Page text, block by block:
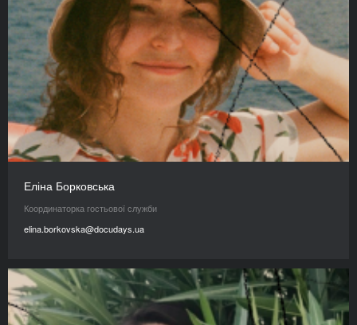
Еліна Борковська
Координаторка гостьової служби
elina.borkovska@docudays.ua